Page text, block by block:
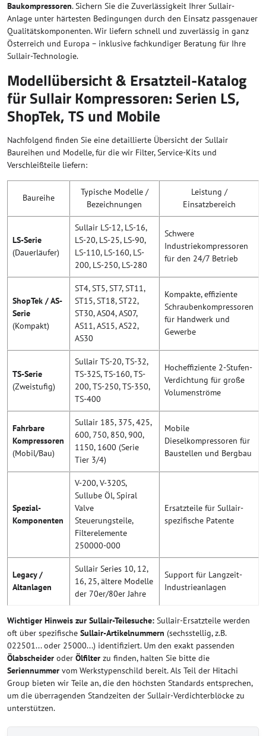
Baukompressoren. Sichern Sie die Zuverlässigkeit Ihrer Sullair-
Anlage unter härtesten Bedingungen durch den Einsatz passgenauer
Qualitätskomponenten. Wir liefern schnell und zuverlässig in ganz
Österreich und Europa – inklusive fachkundiger Beratung für Ihre
Sullair-Technologie.
Modellübersicht & Ersatzteil-Katalog
für Sullair Kompressoren: Serien LS,
ShopTek, TS und Mobile
Nachfolgend finden Sie eine detaillierte Übersicht der Sullair
Baureihen und Modelle, für die wir Filter, Service-Kits und
Verschleißteile liefern:
Baureihe
Typische Modelle /
Bezeichnungen
Leistung /
Einsatzbereich
LS-Serie
(Dauerläufer)
Sullair LS-12, LS-16,
LS-20, LS-25, LS-90,
LS-110, LS-160, LS-
200, LS-250, LS-280
Schwere
Industriekompressoren
für den 24/7 Betrieb
ShopTek / AS-
Serie
(Kompakt)
ST4, ST5, ST7, ST11,
ST15, ST18, ST22,
ST30, AS04, AS07,
AS11, AS15, AS22,
AS30
Kompakte, effiziente
Schraubenkompressoren
für Handwerk und
Gewerbe
TS-Serie
(Zweistufig)
Sullair TS-20, TS-32,
TS-32S, TS-160, TS-
200, TS-250, TS-350,
TS-400
Hocheffiziente 2-Stufen-
Verdichtung für große
Volumenströme
Fahrbare
Kompressoren
(Mobil/Bau)
Sullair 185, 375, 425,
600, 750, 850, 900,
1150, 1600 (Serie
Tier 3/4)
Mobile
Dieselkompressoren für
Baustellen und Bergbau
Spezial-
Komponenten
V-200, V-320S,
Sullube Öl, Spiral
Valve
Steuerungsteile,
Filterelemente
250000-000
Ersatzteile für Sullair-
spezifische Patente
Legacy /
Altanlagen
Sullair Series 10, 12,
16, 25, ältere Modelle
der 70er/80er Jahre
Support für Langzeit-
Industrieanlagen
Wichtiger Hinweis zur Sullair-Teilesuche: Sullair-Ersatzteile werden
oft über spezifische Sullair-Artikelnummern (sechsstellig, z.B.
022501... oder 25000...) identifiziert. Um den exakt passenden
Ölabscheider oder Ölfilter zu finden, halten Sie bitte die
Seriennummer vom Werkstypenschild bereit. Als Teil der Hitachi
Group bieten wir Teile an, die den höchsten Standards entsprechen,
um die überragenden Standzeiten der Sullair-Verdichterblöcke zu
unterstützen.